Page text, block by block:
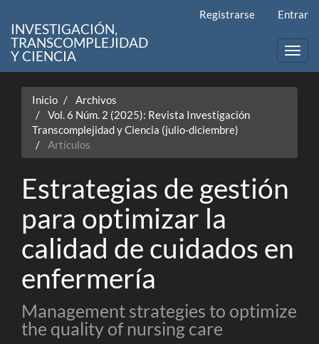
principal
Contenido
principal
Registrarse Entrar
INVESTIGACIÓN,
TRANSCOMPLEJIDAD
Y CIENCIA
Inicio
Archivos
Vol. 6 Núm. 2 (2025): Revista Investigación
Transcomplejidad y Ciencia (julio-diciembre)
Artículos
Estrategias de gestión
para optimizar la
calidad de cuidados en
enfermería
Management strategies to optimize
the quality of nursing care